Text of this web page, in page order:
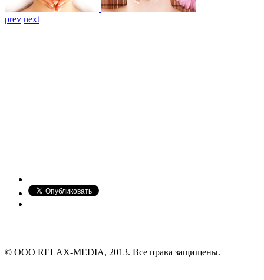
prev next
© ООО RELAX-MEDIA, 2013. Все права защищены.